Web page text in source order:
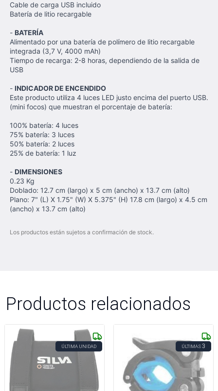
Cable de carga USB incluido
Batería de litio recargable
- BATERÍA
Alimentado por una batería de polímero de litio recargable
integrada (3,7 V, 4000 mAh)
Tiempo de recarga: 2-8 horas, dependiendo de la salida de
USB
- INDICADOR DE ENCENDIDO
Este producto utiliza 4 luces LED justo encima del puerto USB.
(mini focos) que muestran el porcentaje de batería:
100% batería: 4 luces
75% batería: 3 luces
50% batería: 2 luces
25% de batería: 1 luz
- DIMENSIONES
0.23 Kg
Doblado: 12.7 cm (largo) x 5 cm (ancho) x 13.7 cm (alto)
Plano: 7" (L) X 1.75" (W) X 5.375" (H) 17.8 cm (largo) x 4.5 cm
(ancho) x 13.7 cm (alto)
Los productos están sujetos a confirmación de stock.
Productos relacionados
ÚLTIMA UNIDAD ÚLTIMAS3